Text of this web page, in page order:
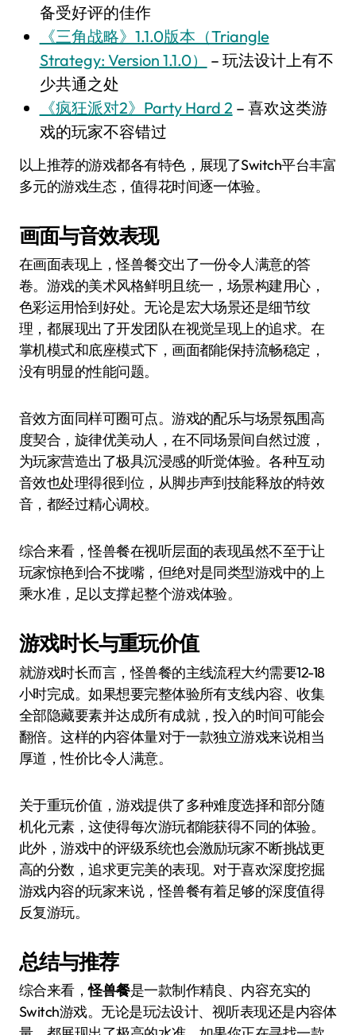
备受好评的佳作
《三角战略》1.1.0版本（Triangle
Strategy: Version 1.1.0）
– 玩法设计上有不
少共通之处
《疯狂派对2》Party Hard 2 – 喜欢这类游
戏的玩家不容错过
以上推荐的游戏都各有特色，展现了Switch平台丰富
多元的游戏生态，值得花时间逐一体验。
画面与音效表现
在画面表现上，怪兽餐交出了一份令人满意的答
卷。游戏的美术风格鲜明且统一，场景构建用心，
色彩运用恰到好处。无论是宏大场景还是细节纹
理，都展现出了开发团队在视觉呈现上的追求。在
掌机模式和底座模式下，画面都能保持流畅稳定，
没有明显的性能问题。
音效方面同样可圈可点。游戏的配乐与场景氛围高
度契合，旋律优美动人，在不同场景间自然过渡，
为玩家营造出了极具沉浸感的听觉体验。各种互动
音效也处理得很到位，从脚步声到技能释放的特效
音，都经过精心调校。
综合来看，怪兽餐在视听层面的表现虽然不至于让
玩家惊艳到合不拢嘴，但绝对是同类型游戏中的上
乘水准，足以支撑起整个游戏体验。
游戏时长与重玩价值
就游戏时长而言，怪兽餐的主线流程大约需要12-18
小时完成。如果想要完整体验所有支线内容、收集
全部隐藏要素并达成所有成就，投入的时间可能会
翻倍。这样的内容体量对于一款独立游戏来说相当
厚道，性价比令人满意。
关于重玩价值，游戏提供了多种难度选择和部分随
机化元素，这使得每次游玩都能获得不同的体验。
此外，游戏中的评级系统也会激励玩家不断挑战更
高的分数，追求更完美的表现。对于喜欢深度挖掘
游戏内容的玩家来说，怪兽餐有着足够的深度值得
反复游玩。
总结与推荐
综合来看，怪兽餐是一款制作精良、内容充实的
Switch游戏。无论是玩法设计、视听表现还是内容体